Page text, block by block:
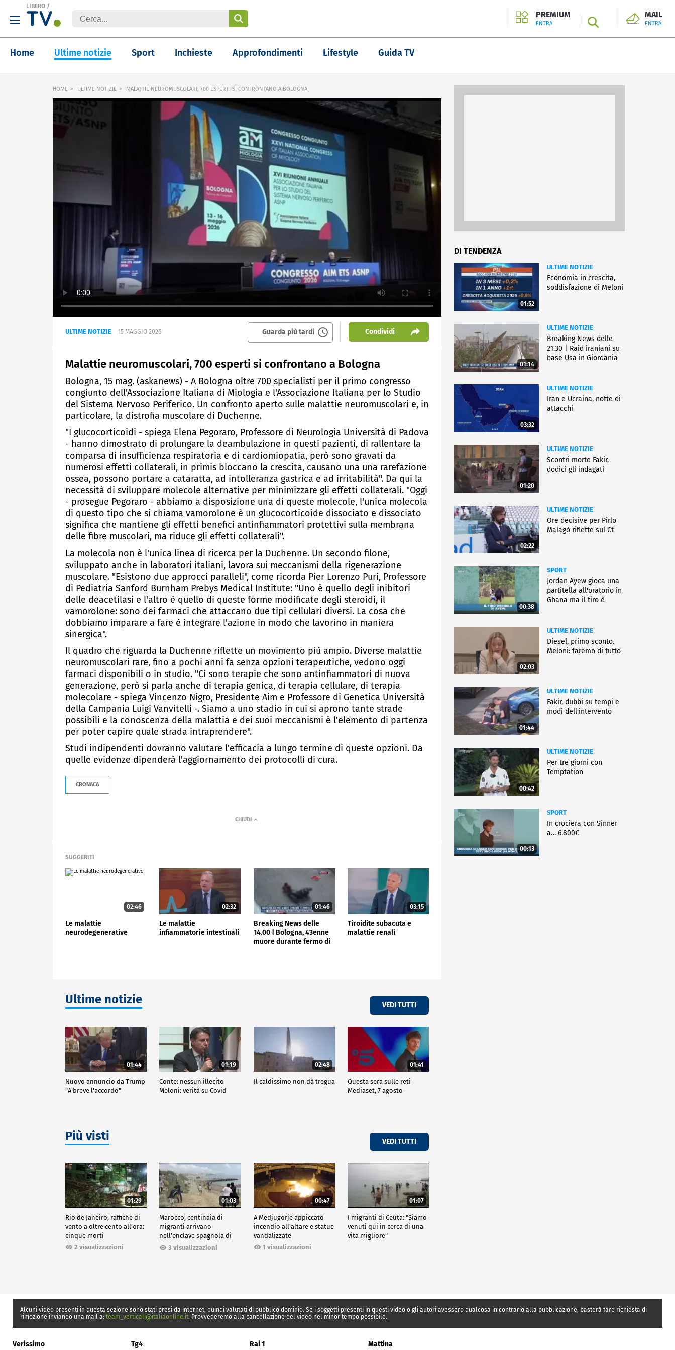
LIBERO /
PREMIUM
ENTRA SEARCH
MAIL
ENTRA
Home Ultime notizie Sport Inchieste Approfondimenti Lifestyle Guida TV
HOME ULTIME NOTIZIE MALATTIE NEUROMUSCOLARI, 700 ESPERTI SI CONFRONTANO A BOLOGNA
ULTIME NOTIZIE 15 MAGGIO 2026 Guarda più tardi Condividi
Malattie neuromuscolari, 700 esperti si confrontano a Bologna
Bologna, 15 mag. (askanews) - A Bologna oltre 700 specialisti per il primo congresso
congiunto dell'Associazione Italiana di Miologia e l'Associazione Italiana per lo Studio
del Sistema Nervoso Periferico. Un confronto aperto sulle malattie neuromuscolari e, in
particolare, la distrofia muscolare di Duchenne.
"I glucocorticoidi - spiega Elena Pegoraro, Professore di Neurologia Università di Padova
- hanno dimostrato di prolungare la deambulazione in questi pazienti, di rallentare la
comparsa di insufficienza respiratoria e di cardiomiopatia, però sono gravati da
numerosi effetti collaterali, in primis bloccano la crescita, causano una una rarefazione
ossea, possono portare a cataratta, ad intolleranza gastrica e ad irritabilità". Da qui la
necessità di sviluppare molecole alternative per minimizzare gli effetti collaterali. "Oggi
- prosegue Pegoraro - abbiamo a disposizione una di queste molecole, l'unica molecola
di questo tipo che si chiama vamorolone è un glucocorticoide dissociato e dissociato
significa che mantiene gli effetti benefici antinfiammatori protettivi sulla membrana
delle fibre muscolari, ma riduce gli effetti collaterali".
La molecola non è l'unica linea di ricerca per la Duchenne. Un secondo filone,
sviluppato anche in laboratori italiani, lavora sui meccanismi della rigenerazione
muscolare. "Esistono due approcci paralleli", come ricorda Pier Lorenzo Puri, Professore
di Pediatria Sanford Burnham Prebys Medical Institute: "Uno è quello degli inibitori
delle deacetilasi e l'altro è quello di queste forme modificate degli steroidi, il
vamorolone: sono dei farmaci che attaccano due tipi cellulari diversi. La cosa che
dobbiamo imparare a fare è integrare l'azione in modo che lavorino in maniera
sinergica".
Il quadro che riguarda la Duchenne riflette un movimento più ampio. Diverse malattie
neuromuscolari rare, fino a pochi anni fa senza opzioni terapeutiche, vedono oggi
farmaci disponibili o in studio. "Ci sono terapie che sono antinfiammatori di nuova
generazione, però si parla anche di terapia genica, di terapia cellulare, di terapia
molecolare - spiega Vincenzo Nigro, Presidente Aim e Professore di Genetica Università
della Campania Luigi Vanvitelli -. Siamo a uno stadio in cui si aprono tante strade
possibili e la conoscenza della malattia e dei suoi meccanismi è l'elemento di partenza
per poter capire quale strada intraprendere".
Studi indipendenti dovranno valutare l'efficacia a lungo termine di queste opzioni. Da
quelle evidenze dipenderà l'aggiornamento dei protocolli di cura.
CRONACA
SUGGERITI
02:46
Le malattie
neurodegenerative
02:32
Le malattie
infiammatorie intestinali
01:46
Breaking News delle
14.00 | Bologna, 43enne
muore durante fermo di
03:15
Tiroidite subacuta e
malattie renali
Ultime notizie VEDI TUTTI
01:44
Nuovo annuncio da Trump
"A breve l'accordo"
01:19
Conte: nessun illecito
Meloni: verità su Covid
02:48
Il caldissimo non dà tregua
01:41
Questa sera sulle reti
Mediaset, 7 agosto
Più visti VEDI TUTTI
01:29
Rio de Janeiro, raffiche di
vento a oltre cento all'ora:
cinque morti
2 visualizzazioni
01:03
Marocco, centinaia di
migranti arrivano
nell'enclave spagnola di
Ceuta3 visualizzazioni
00:47
A Medjugorje appiccato
incendio all'altare e statue
vandalizzate
1 visualizzazioni
01:07
I migranti di Ceuta: "Siamo
venuti qui in cerca di una
vita migliore"
DI TENDENZA
01:52
ULTIME NOTIZIE
Economia in crescita,
soddisfazione di Meloni
01:14
ULTIME NOTIZIE
Breaking News delle
21.30 | Raid iraniani su
base Usa in Giordania
03:32
ULTIME NOTIZIE
Iran e Ucraina, notte di
attacchi
01:20
ULTIME NOTIZIE
Scontri morte Fakir,
dodici gli indagati
02:22
ULTIME NOTIZIE
Ore decisive per Pirlo
Malagò riflette sul Ct
00:38
SPORT
Jordan Ayew gioca una
partitella all'oratorio in
Ghana ma il tiro è
02:03
ULTIME NOTIZIE
Diesel, primo sconto.
Meloni: faremo di tutto
01:44
ULTIME NOTIZIE
Fakir, dubbi su tempi e
modi dell'intervento
00:42
ULTIME NOTIZIE
Per tre giorni con
Temptation
00:13
SPORT
In crociera con Sinner
a… 6.800€
Alcuni video presenti in questa sezione sono stati presi da internet, quindi valutati di pubblico dominio. Se i soggetti presenti in questi video o gli autori avessero qualcosa in contrario alla pubblicazione, basterà fare richiesta di
rimozione inviando una mail a: team_verticali@italiaonline.it. Provvederemo alla cancellazione del video nel minor tempo possibile.
Verissimo Tg4 Rai 1 Mattina